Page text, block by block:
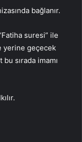
bağlanır.
suresi” ile
yerine geçecek
bu sırada imamı